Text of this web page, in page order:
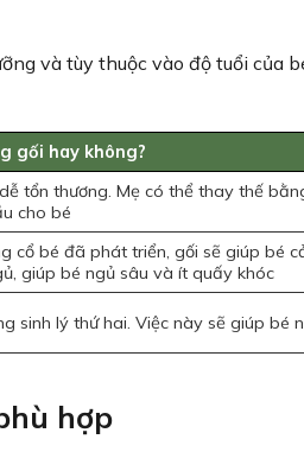
và tùy thuộc vào độ tuổi của
gối hay không?
tổn thương. Mẹ có thể thay thế
cho bé
cổ bé đã phát triển, gối sẽ giúp bé
giúp bé ngủ sâu và ít quấy khóc
sinh lý thứ hai. Việc này sẽ giúp bé
hợp